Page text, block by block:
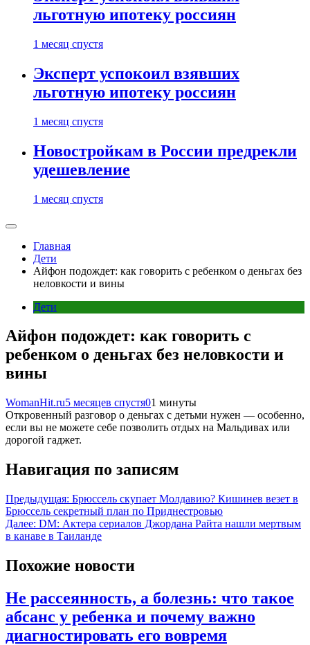
льготную ипотеку россиян
1 месяц спустя
Эксперт успокоил взявших
льготную ипотеку россиян
1 месяц спустя
Новостройкам в России предрекли
удешевление
1 месяц спустя
Главная
Дети
Айфон подождет: как говорить с ребенком о деньгах без
неловкости и вины
Дети
Айфон подождет: как говорить с
ребенком о деньгах без неловкости и
вины
WomanHit.ru5 месяцев спустя01 минуты
Откровенный разговор о деньгах с детьми нужен — особенно,
если вы не можете себе позволить отдых на Мальдивах или
дорогой гаджет.
Навигация по записям
Предыдущая: Брюссель скупает Молдавию? Кишинев везет в
Брюссель секретный план по Приднестровью
Далее: DM: Актера сериалов Джордана Райта нашли мертвым
в канаве в Таиланде
Похожие новости
Не рассеянность, а болезнь: что такое
абсанс у ребенка и почему важно
диагностировать его вовремя